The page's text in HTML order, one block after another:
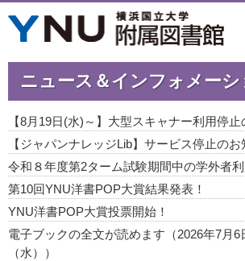
ニュース＆インフォメーシ
【8月19日(水)～】大型スキャナー利用停
【ジャパンナレッジLib】サービス停止のお
令和８年度第2ターム試験期間中の学外者
第10回YNU洋書POP大賞結果発表！
YNU洋書POP大賞投票開始！
電子ブックの全文が読めます（2026年7月6
（水））